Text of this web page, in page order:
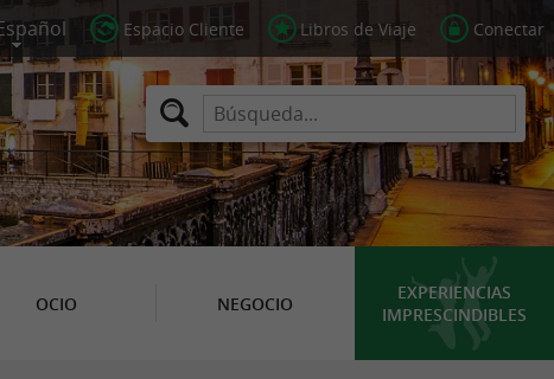
Espacio Cliente Libros de Viaje Conectar
OCIO NEGOCIO
EXPERIENCIAS
IMPRESCINDIBLES